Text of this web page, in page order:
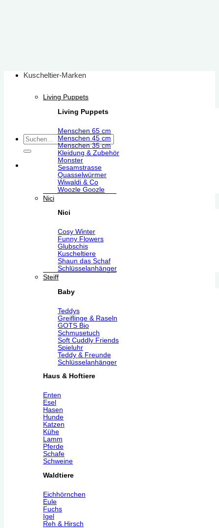
Suchen
nach:
Kuscheltier-Marken
Living Puppets
Living Puppets
Menschen 65 cm
Menschen 45 cm
Menschen 35 cm
Kleidung & Zubehör
Monster
Sesamstrasse
Quasselwürmer
Wiwaldi & Co
Woozle Goozle
Nici
Nici
Cosy Winter
Funny Flowers
Glubschis
Kuscheltiere
Shaun das Schaf
Schlüsselanhänger
Steiff
Baby
Teddys
Greiflinge & Raseln
GOTS Bio
Schmusetuch
Soft Cuddly Friends
Spieluhr
Teddy & Freunde
Schlüsselanhänger
Haus & Hoftiere
Enten
Esel
Hasen
Hunde
Katzen
Kühe
Lamm
Pferde
Schafe
Schweine
Waldtiere
Eichhörnchen
Eule
Fuchs
Igel
Reh & Hirsch